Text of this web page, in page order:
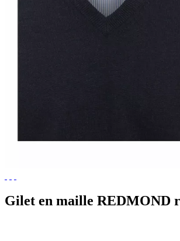
Gilet en maille REDMOND